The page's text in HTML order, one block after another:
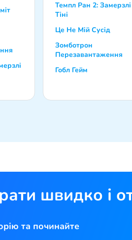
Темпл Ран 2: Замерзлі
Тіні
Це Не Мій Сусід
Зомботрон
Перезавантаження
Гобл Гейм
швидко і
та починайте